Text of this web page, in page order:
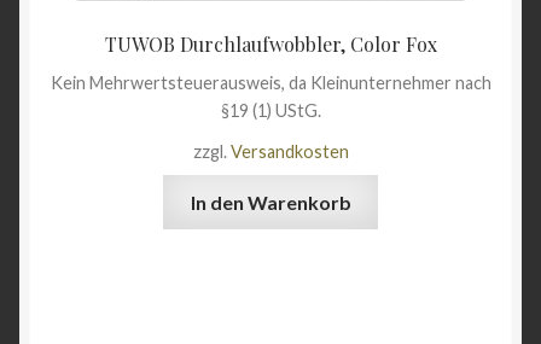
TUWOB Durchlaufwobbler, Color Fox
Kein Mehrwertsteuerausweis, da Kleinunternehmer nach
§19 (1) UStG.
zzgl.Versandkosten
In den Warenkorb